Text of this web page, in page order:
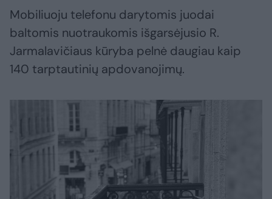
Mobiliuoju telefonu darytomis juodai
baltomis nuotraukomis išgarsėjusio R.
Jarmalavičiaus kūryba pelnė daugiau kaip
140 tarptautinių apdovanojimų.